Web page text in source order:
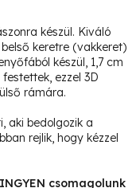
készül. Kiváló
keretre (vakkeret)
készül, 1,7 cm
ezzel 3D
rámára.
aki bedolgozik a
rejlik, hogy kézzel
INGYEN csomagolunk